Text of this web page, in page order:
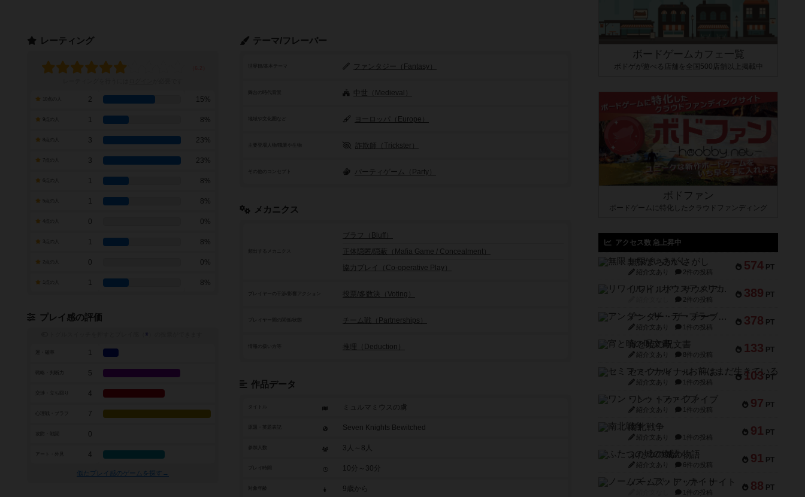
テーマ/フレーバー
世界観/基本テーマ ファンタジー（Fantasy）
舞台の時代背景 中世（Medieval）
地域や文化圏など ヨーロッパ（Europe）
詐欺師（Trickster）
その他のコンセプト パーティゲーム（Party）
メカニクス
頻出するメカニクス
ブラフ（Bluff）
正体隠匿/隠蔽（Mafia Game / Concealment）
協力プレイ（Co-operative Play）
プレイヤーの干渉/影響アクション 投票/多数決（Voting）
プレイヤー間の関係/状態 チーム戦（Partnerships）
推理（Deduction）
作品データ
タイトル ミュルマミウスの虜
Seven Knights Bewitched
参加人数 3人～8人
10分～30分
9歳から
レーティング
2 15%
1 8%
3 23%
7点の人 3 23%
1 8%
1 8%
0 0%
1 8%
0 0%
1 8%
プレイ感の評価
※
1
戦略・判断力 5
4
7
0
アート・外見 4
似たプレイ感のゲームを探す→
ボードゲームカフェ一覧
ボドゲが遊べる店舗を全国500店舗以上掲載中
ボドファン
ボードゲームに特化したクラウドファンディング
アクセス数 急上昇中
574 PT
無限まちがいさがし
紹介文あり 2件の投稿
389 PT
リワイルド：サウスアメリカ
2件の投稿
378 PT
アンダー・ザ・テーブラー
紹介文あり 1件の投稿
133 PT
宵と暁の呪文書
紹介文あり 8件の投稿
103 PT
セミファイナル ～お前はまだ生きている～
紹介文あり 1件の投稿
97 PT
ワン・トゥ・ファイブ
紹介文あり 1件の投稿
91 PT
南北戦争
紹介文あり 1件の投稿
91 PT
ふたつの城の物語
紹介文あり 6件の投稿
88 PT
ノームズ・アット・ナイト
1件の投稿